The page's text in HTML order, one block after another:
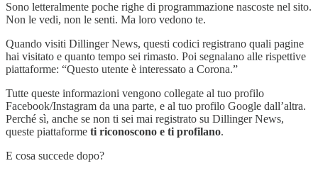
Sono letteralmente poche righe di programmazione nascoste nel sito.
Non le vedi, non le senti. Ma loro vedono te.
Quando visiti Dillinger News, questi codici registrano quali pagine
hai visitato e quanto tempo sei rimasto. Poi segnalano alle rispettive
piattaforme: “Questo utente è interessato a Corona.”
Tutte queste informazioni vengono collegate al tuo profilo
Facebook/Instagram da una parte, e al tuo profilo Google dall’altra.
Perché sì, anche se non ti sei mai registrato su Dillinger News,
queste piattaforme ti riconoscono e ti profilano.
E cosa succede dopo?